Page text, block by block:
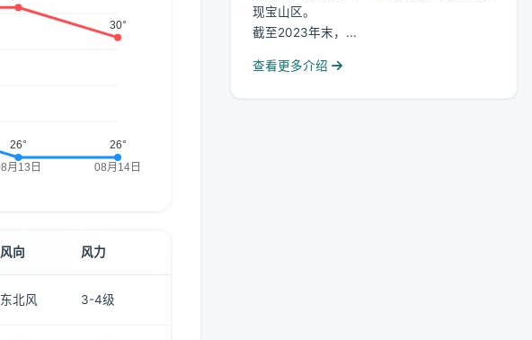
风向 风力
东北风 3-4级
现宝山区。
截至2023年末，...
查看更多介绍